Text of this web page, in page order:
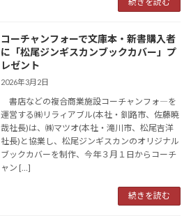
コーチャンフォーで文庫本・新書購入者
に「松尾ジンギスカンブックカバー」プ
レゼント
2026年3月2日
書店などの複合商業施設コーチャンフォ―を
運営する㈱リラィアブル(本社・釧路市、佐藤暁
哉社長)は、㈱マツオ(本社・滝川市、松尾吉洋
社長)と協業し、松尾ジンギスカンのオリジナル
ブックカバーを制作、今年３月１日からコーチ
ャン […]
続きを読む